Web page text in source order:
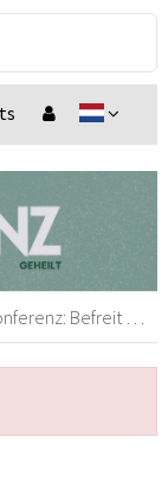
und Geheilt!, Osnabrück